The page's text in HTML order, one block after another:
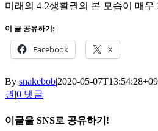
미래의 4-2생활권의 본 모습이 매우
이 글 공유하기:
Facebook X
By snakebob|2020-05-
권|0 댓글
이글을 SNS로 공유하기!